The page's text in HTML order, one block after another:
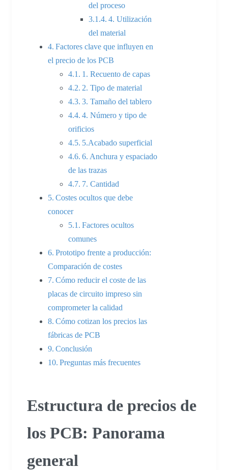
del proceso
4. Utilización
del material
Factores clave que influyen en
el precio de los PCB
1. Recuento de capas
2. Tipo de material
3. Tamaño del tablero
4. Número y tipo de
orificios
5.Acabado superficial
6. Anchura y espaciado
de las trazas
7. Cantidad
Costes ocultos que debe
conocer
Factores ocultos
comunes
Prototipo frente a producción:
Comparación de costes
Cómo reducir el coste de las
placas de circuito impreso sin
comprometer la calidad
Cómo cotizan los precios las
fábricas de PCB
Conclusión
Preguntas más frecuentes
Estructura de precios de
los PCB: Panorama
general